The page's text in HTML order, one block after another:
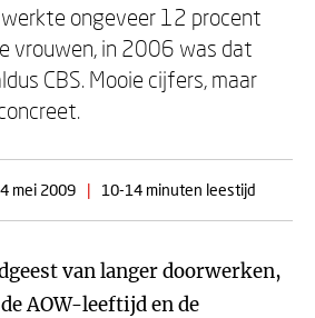
ongeveer 12 procent
vrouwen, in 2006 was dat
CBS. Mooie cijfers, maar
mei 2009 | 10-14 minuten leestijd
van langer doorwerken,
AOW-leeftijd en de